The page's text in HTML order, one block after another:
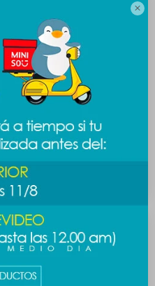

Caja sorpresa wakuku trick
$ 1.189